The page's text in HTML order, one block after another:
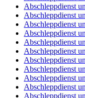
Abschleppdienst
Abschleppdienst
Abschleppdienst
Abschleppdienst
Abschleppdienst
Abschleppdienst
Abschleppdienst
Abschleppdienst
Abschleppdienst
Abschleppdienst
Abschleppdienst